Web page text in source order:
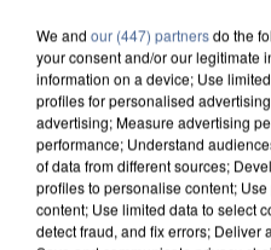
We and our (447) partnersdo the
your consent and/or our legitimate
information on a device; Use
profiles for personalised
advertising; Measure advertising
performance; Understand
of data from different sources;
profiles to personalise content;
content; Use limited data to select
detect fraud, and fix errors; Deliver